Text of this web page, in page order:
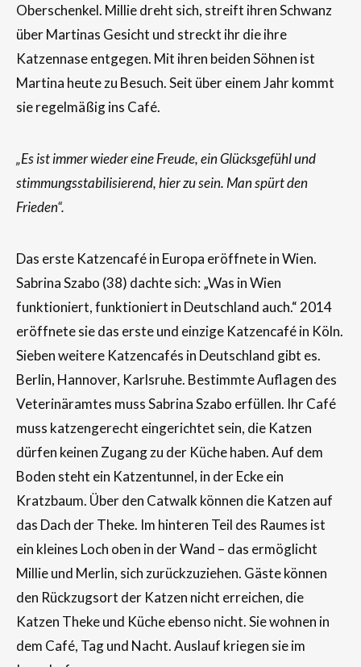
Oberschenkel. Millie dreht sich, streift ihren Schwanz
über Martinas Gesicht und streckt ihr die ihre
Katzennase entgegen. Mit ihren beiden Söhnen ist
Martina heute zu Besuch. Seit über einem Jahr kommt
sie regelmäßig ins Café.
„Es ist immer wieder eine Freude, ein Glücksgefühl und
stimmungsstabilisierend, hier zu sein. Man spürt den
Frieden“.
Das erste Katzencafé in Europa eröffnete in Wien.
Sabrina Szabo (38) dachte sich: „Was in Wien
funktioniert, funktioniert in Deutschland auch.“ 2014
eröffnete sie das erste und einzige Katzencafé in Köln.
Sieben weitere Katzencafés in Deutschland gibt es.
Berlin, Hannover, Karlsruhe. Bestimmte Auflagen des
Veterinäramtes muss Sabrina Szabo erfüllen. Ihr Café
muss katzengerecht eingerichtet sein, die Katzen
dürfen keinen Zugang zu der Küche haben. Auf dem
Boden steht ein Katzentunnel, in der Ecke ein
Kratzbaum. Über den Catwalk können die Katzen auf
das Dach der Theke. Im hinteren Teil des Raumes ist
ein kleines Loch oben in der Wand – das ermöglicht
Millie und Merlin, sich zurückzuziehen. Gäste können
den Rückzugsort der Katzen nicht erreichen, die
Katzen Theke und Küche ebenso nicht. Sie wohnen in
dem Café, Tag und Nacht. Auslauf kriegen sie im